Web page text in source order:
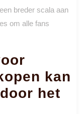
breder scala aan
om alle fans
kan
het